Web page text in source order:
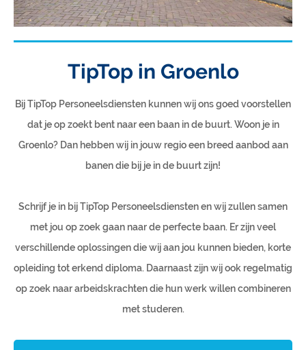
TipTop in Groenlo
Bij TipTop Personeelsdiensten kunnen wij ons goed voorstellen
dat je op zoekt bent naar een baan in de buurt. Woon je in
Groenlo? Dan hebben wij in jouw regio een breed aanbod aan
banen die bij je in de buurt zijn!
Schrijf je in bij TipTop Personeelsdiensten en wij zullen samen
met jou op zoek gaan naar de perfecte baan. Er zijn veel
verschillende oplossingen die wij aan jou kunnen bieden, korte
opleiding tot erkend diploma. Daarnaast zijn wij ook regelmatig
op zoek naar arbeidskrachten die hun werk willen combineren
met studeren.